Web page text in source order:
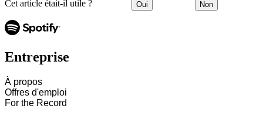
Cet article était-il utile ? Oui Non
Entreprise
À propos
Offres d'emploi
For the Record